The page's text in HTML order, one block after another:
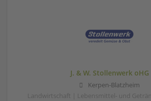
J. & W. Stollenwerk oHG
Kerpen-Blatzheim
Landwirtschaft | Lebensmittel- und